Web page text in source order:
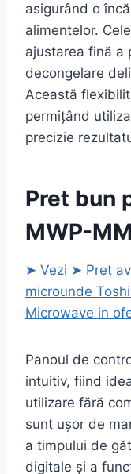
asigurând o
alimentelor.
ajustarea fină a
decongelare
Această
permițând
precizie
Pret bun
MWP-
➤ Vezi ➤ Pret
microunde
Microwave in
Panoul de
intuitiv, fiind
utilizare fără
sunt ușor de
a timpului de
digitale și a